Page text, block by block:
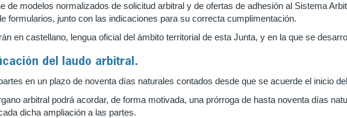
de modelos normalizados de solicitud arbitral y de ofertas de adhesión al Sistema
formularios, junto con las indicaciones para su correcta cumplimentación.
en castellano, lengua oficial del ámbito territorial de esta Junta, y en la que se
del laudo arbitral.
en un plazo de noventa días naturales contados desde que se acuerde el inicio
arbitral podrá acordar, de forma motivada, una prórroga de hasta noventa días
dicha ampliación a las partes.